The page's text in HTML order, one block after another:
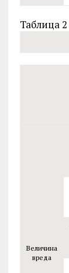
Таблица 2
Величина
вреда